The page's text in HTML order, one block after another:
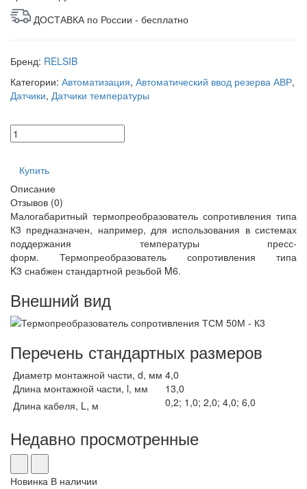
ДОСТАВКА по России - бесплатно
Бренд: RELSIB
Категории: Автоматизация, Автоматический ввод резерва АВР,
Датчики, Датчики температуры
Купить
Описание
Отзывов (0)
Малогабаритный термопреобразователь сопротивления типа
К3 предназначен, например, для использования в системах
поддержания температуры пресс-
форм. Термопреобразователь сопротивления типа
K3 снабжен стандартной резьбой M6.
Внешний вид
Перечень стандартных размеров
Диаметр монтажной части, d, мм 4,0
Длина монтажной части, l, мм
13,0
Длина кабеля, L, м
0,2; 1,0; 2,0; 4,0; 6,0
Недавно просмотренные
Новинка В наличии